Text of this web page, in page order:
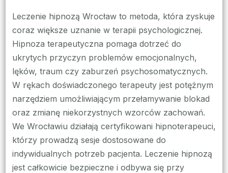
Leczenie hipnozą Wrocław to metoda, która zyskuje
coraz większe uznanie w terapii psychologicznej.
Hipnoza terapeutyczna pomaga dotrzeć do
ukrytych przyczyn problemów emocjonalnych,
lęków, traum czy zaburzeń psychosomatycznych.
W rękach doświadczonego terapeuty jest potężnym
narzędziem umożliwiającym przełamywanie blokad
oraz zmianę niekorzystnych wzorców zachowań.
We Wrocławiu działają certyfikowani hipnoterapeuci,
którzy prowadzą sesje dostosowane do
indywidualnych potrzeb pacjenta. Leczenie hipnozą
jest całkowicie bezpieczne i odbywa się przy